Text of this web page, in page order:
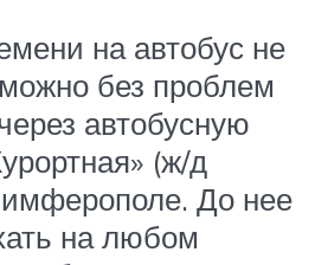
на автобус не
без проблем
автобусную
(ж/д
До нее
на любом